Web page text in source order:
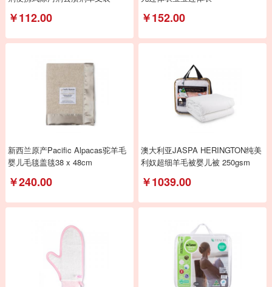
￥112.00 ￥152.00
新西兰原产Pacific Alpacas驼羊毛
婴儿毛毯盖毯38 x 48cm
￥240.00
澳大利亚JASPA HERINGTON纯美
利奴超细羊毛被婴儿被 250gsm
￥1039.00